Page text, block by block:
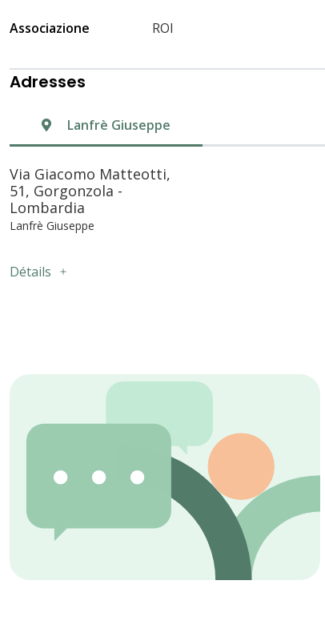
Associazione ROI
Adresses
Lanfrè Giuseppe
Via Giacomo Matteotti,
51, Gorgonzola -
Lombardia
Lanfrè Giuseppe
Détails